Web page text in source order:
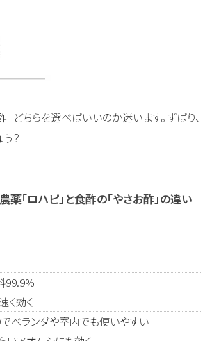
」どちらを選べばいいのか迷います。ずばり、
？
「ロハピ」と食酢の「やさお酢」の違い
99.9%
く効く
ベランダや室内でも使いやすい